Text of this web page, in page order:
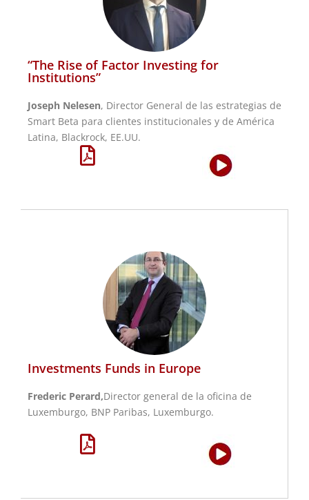
“The Rise of Factor Investing for
Institutions”
Joseph Nelesen, Director General de las estrategias de
Smart Beta para clientes institucionales y de América
Latina, Blackrock, EE.UU.
Investments Funds in Europe
Frederic Perard,Director general de la oficina de
Luxemburgo, BNP Paribas, Luxemburgo.